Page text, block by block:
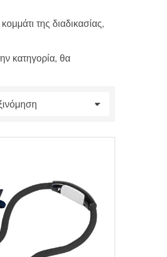
της διαδικασίας,
κατηγορία, θα